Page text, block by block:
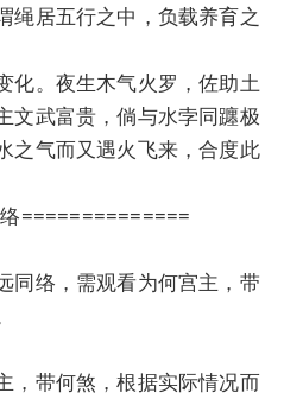
绳居五行之中，负载养育之
化。夜生木气火罗，佐助土
文武富贵，倘与水孛同躔极
之气而又遇火飞来，合度此
==============
同络，需观看为何宫主，带
，带何煞，根据实际情况而